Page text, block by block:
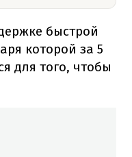
быстрой
которой за 5
для того, чтобы